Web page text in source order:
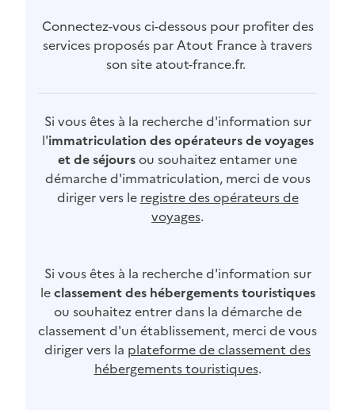
Connectez-vous ci-dessous pour profiter des
services proposés par Atout France à travers
son site atout-france.fr.
Si vous êtes à la recherche d'information sur
l'immatriculation des opérateurs de voyages
et de séjoursou souhaitez entamer une
démarche d'immatriculation, merci de vous
diriger vers le registre des opérateurs de
voyages.
Si vous êtes à la recherche d'information sur
leclassement des hébergements touristiques
ou souhaitez entrer dans la démarche de
classement d'un établissement, merci de vous
diriger vers la plateforme de classement des
hébergements touristiques.